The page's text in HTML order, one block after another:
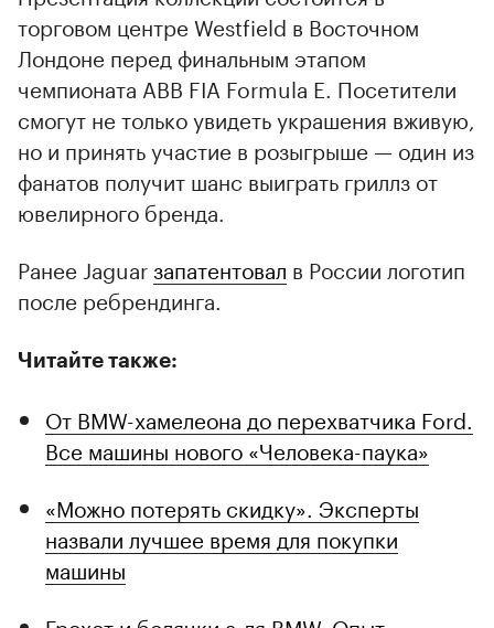
торговом центре Westfield в Восточном
Лондоне перед финальным этапом
чемпионата ABB FIA Formula E. Посетители
смогут не только увидеть украшения вживую,
но и принять участие в розыгрыше — один из
фанатов получит шанс выиграть гриллз от
ювелирного бренда.
Ранее Jaguarзапатентовал в России логотип
после ребрендинга.
Читайте также:
От BMW-хамелеона до перехватчика Ford.
Все машины нового «Человека-паука»
«Можно потерять скидку». Эксперты
назвали лучшее время для покупки
машины